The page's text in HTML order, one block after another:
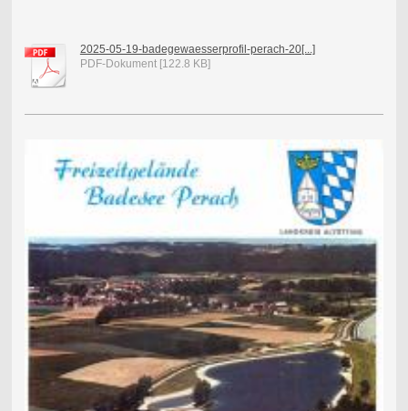
2025-05-19-badegewaesserprofil-perach-20[...]
PDF-Dokument [122.8 KB]